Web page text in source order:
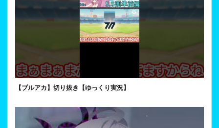
【ブルアカ】切り抜き【ゆっくり実況】